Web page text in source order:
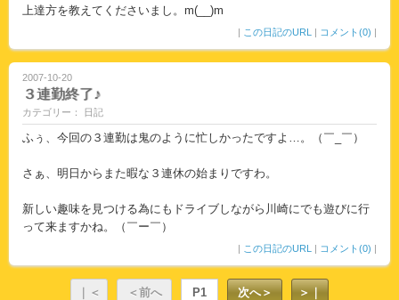
上達方を教えてくださいまし。m(__)m
| この日記のURL | コメント(0) |
2007-10-20
３連勤終了♪
カテゴリー： 日記
ふぅ、今回の３連勤は鬼のように忙しかったですよ…。（￣_￣）
さぁ、明日からまた暇な３連休の始まりですわ。
新しい趣味を見つける為にもドライブしながら川崎にでも遊びに行
って来ますかね。（￣ー￣）
| この日記のURL | コメント(0) |
｜＜ ＜前へ P1 次へ＞
＞｜